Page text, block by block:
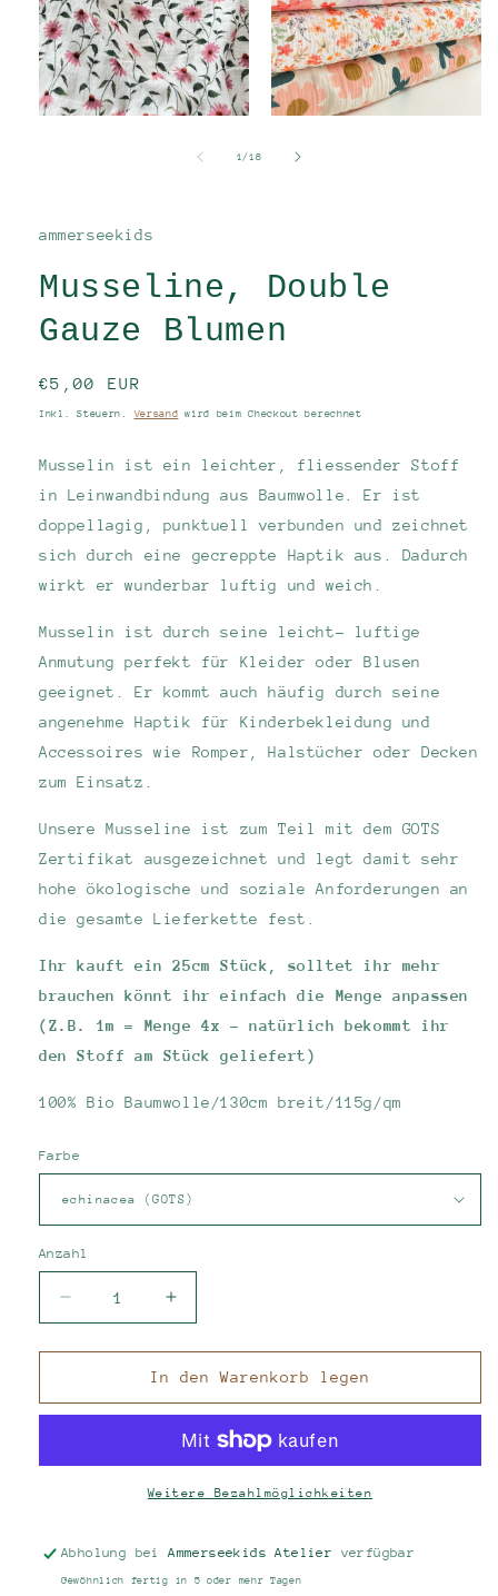
1/von
18
ammerseekids
Musseline, Double
Gauze Blumen
Normaler
Preis
€5,00 EUR
Inkl. Steuern. Versand wird beim Checkout berechnet
Musselin ist ein leichter, fliessender Stoff
in Leinwandbindung aus Baumwolle. Er ist
doppellagig, punktuell verbunden und zeichnet
sich durch eine gecreppte Haptik aus. Dadurch
wirkt er wunderbar luftig und weich.
Musselin ist durch seine leicht- luftige
Anmutung perfekt für Kleider oder Blusen
geeignet. Er kommt auch häufig durch seine
angenehme Haptik für Kinderbekleidung und
Accessoires wie Romper, Halstücher oder Decken
zum Einsatz.
Unsere Musseline ist zum Teil mit dem GOTS
Zertifikat ausgezeichnet und legt damit sehr
hohe ökologische und soziale Anforderungen an
die gesamte Lieferkette fest.
Ihr kauft ein 25cm Stück, solltet ihr mehr
brauchen könnt ihr einfach die Menge anpassen
(Z.B. 1m = Menge 4x - natürlich bekommt ihr
den Stoff am Stück geliefert)
100% Bio Baumwolle/130cm breit/115g/qm
Farbe
Anzahl
Verringere
die
Menge
Musseline,
Blumen
Erhöhe
die
Menge
für
Musseline,
Gauze
Blumen
In den Warenkorb legen
Weitere Bezahlmöglichkeiten
Abholung beiAmmerseekids Atelier verfügbar
Gewöhnlich fertig in 5 oder mehr Tagen